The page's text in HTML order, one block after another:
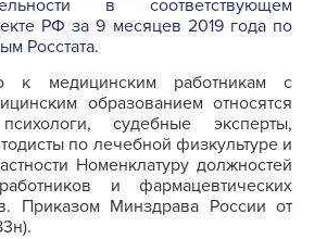
в соответствующем
РФ за 9 месяцев 2019 года по
Росстата.
к медицинским работникам с
образованием относятся
судебные эксперты,
по лечебной физкультуре и
Номенклатуру должностей
и фармацевтических
Приказом Минздрава России от